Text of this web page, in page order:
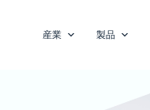
産業 製品